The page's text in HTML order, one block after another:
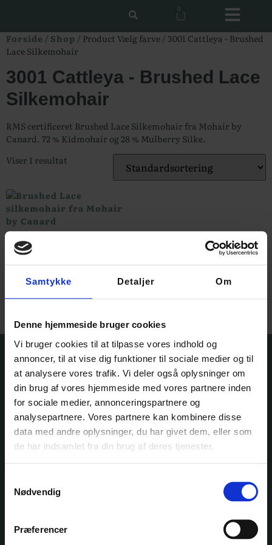
Samtykke Detaljer Om
Denne hjemmeside bruger cookies
Vi bruger cookies til at tilpasse vores indhold og
annoncer, til at vise dig funktioner til sociale medier og til
at analysere vores trafik. Vi deler også oplysninger om
din brug af vores hjemmeside med vores partnere inden
for sociale medier, annonceringspartnere og
analysepartnere. Vores partnere kan kombinere disse
data med andre oplysninger, du har givet dem, eller som
de har indsamlet fra din brug af deres tjenester.
Nødvendig
Præferencer
0
Forside / Shop / Product Vælg farve / 3001 Cattleya - Brushed
Lace Silkemohair
3001 Cattleya - Brushed Lace
Silkemohair
RMS certificeret Brushed Lace Silkemohair fra Mohair by
Canard. 72 % Kidmohair og 28 % Mulberry Silke.
Viser 1 resultat
Brushed Lace fra Mohair
by Canard
Ole Rømers Vej 60
2630 Taastrup
30 82 76 30
kontakt@garnfryd.dk